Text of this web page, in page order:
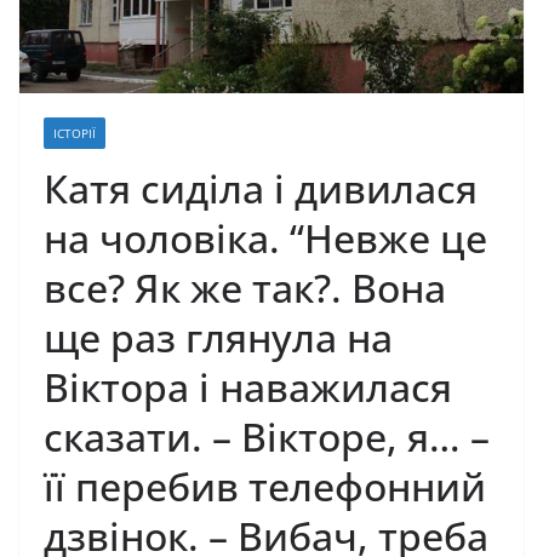
ІСТОРІЇ
Катя сиділа і дивилася
на чоловіка. “Невже це
все? Як же так?. Вона
ще раз глянула на
Віктора і наважилася
сказати. – Вікторе, я… –
її перебив телефонний
дзвінок. – Вибач, треба